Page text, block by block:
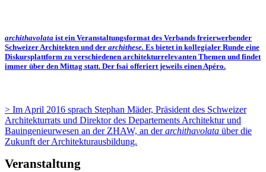
archithavolata ist ein Veranstaltungsformat des Verbands freierwerbender
Schweizer Architekten und der archithese. Es bietet in kollegialer Runde eine
Diskursplattform zu verschiedenen architekturrelevanten Themen und findet
immer über den Mittag statt. Der fsai offeriert jeweils einen Apéro.
> Im April 2016 sprach Stephan Mäder, Präsident des Schweizer
Architekturrats und Direktor des Departements Architektur und
Bauingenieurwesen an der ZHAW, an derarchithavolata über die
Zukunft der Architekturausbildung.
Veranstaltung